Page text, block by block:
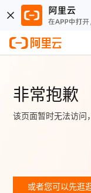
非常抱歉
该页面暂时无法访问
或者您可以先逛